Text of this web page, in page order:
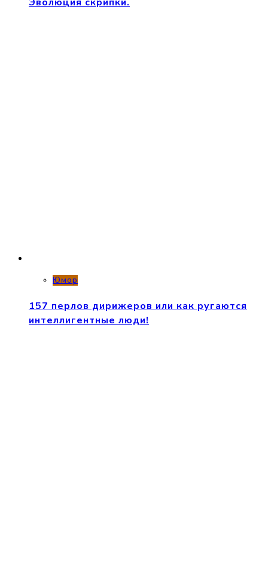
Юмор
157 перлов дирижеров или как ругаются
интеллигентные люди!